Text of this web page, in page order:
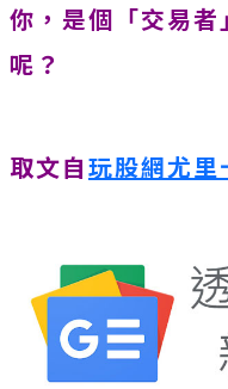
你，是個「交易者
呢？
取文自玩股網尤里